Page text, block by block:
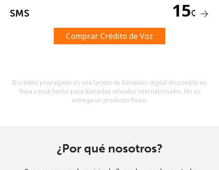
Al abrir una cuenta en este sitio web, estoy de acuerdo con
estos
Términos y condiciones.
SMS 15¢
Comprar Crédito de Voz
El crédito prepagado es una tarjeta de llamadas digital disponible en
línea y está hecho para llamadas virtuales internacionales. No se
entrega un producto físico.
¿Por qué nosotros?